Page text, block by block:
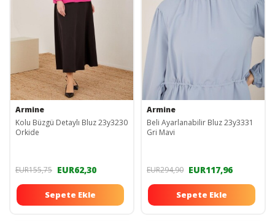
Armine
Kolu Büzgü Detaylı Bluz 23y3230
Orkide
EUR155,75 EUR62,30
Sepete Ekle
Armine
Beli Ayarlanabilir Bluz 23y3331
Gri Mavi
EUR294,90 EUR117,96
Sepete Ekle